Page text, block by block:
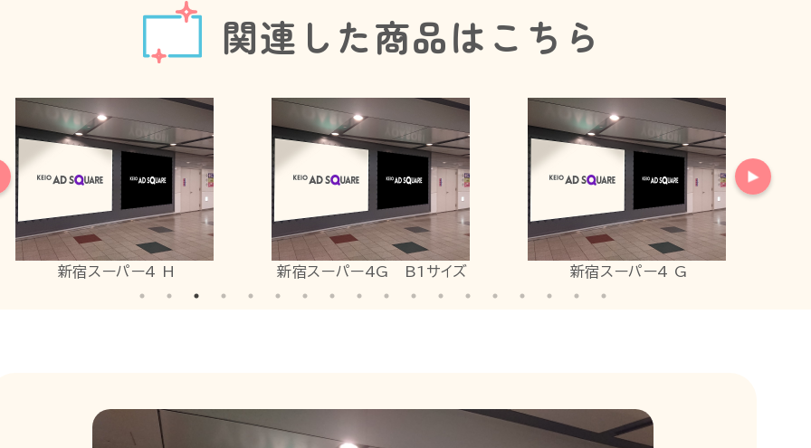
関連した商品はこちら
新宿スーパー4 H 新宿スーパー4G B1サイズ 新宿スーパー4 G